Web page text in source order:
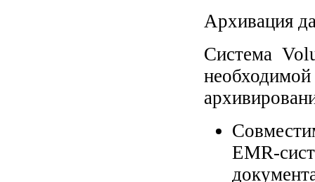
Архивация
Система
EMR-